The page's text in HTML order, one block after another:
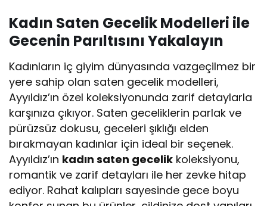
Kadın Saten Gecelik Modelleri ile
Gecenin Parıltısını Yakalayın
Kadınların iç giyim dünyasında vazgeçilmez bir
yere sahip olan saten gecelik modelleri,
Ayyıldız’ın özel koleksiyonunda zarif detaylarla
karşınıza çıkıyor. Saten geceliklerin parlak ve
pürüzsüz dokusu, geceleri şıklığı elden
bırakmayan kadınlar için ideal bir seçenek.
Ayyıldız’ın kadın saten gecelik koleksiyonu,
romantik ve zarif detayları ile her zevke hitap
ediyor. Rahat kalıpları sayesinde gece boyu